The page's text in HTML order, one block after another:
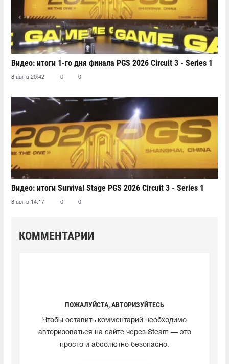
Видео: итоги 1-го дня финала PGS 2026 Circuit 3 - Series 1
8 авг в 20:42 0 0
Видео: итоги Survival Stage PGS 2026 Circuit 3 - Series 1
8 авг в 14:17 0 0
КОММЕНТАРИИ
ПОЖАЛУЙСТА, АВТОРИЗУЙТЕСЬ
Чтобы оставить комментарий необходимо
авторизоваться на сайте через Steam — это
просто и абсолютно безопасно.